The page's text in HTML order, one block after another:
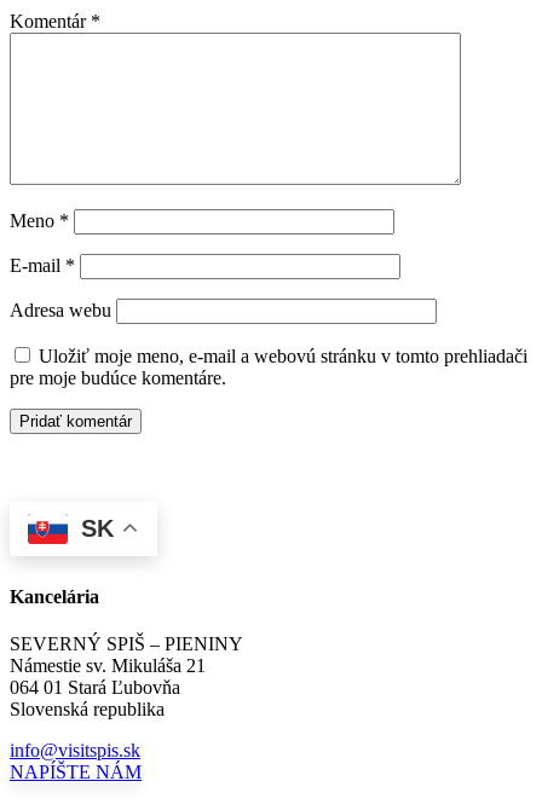
Komentár *
Meno *
E-mail *
Adresa webu
Uložiť moje meno, e-mail a webovú stránku v tomto prehliadači
pre moje budúce komentáre.
SK
Kancelária
SEVERNÝ SPIŠ – PIENINY
Námestie sv. Mikuláša 21
064 01 Stará Ľubovňa
Slovenská republika
info@visitspis.sk
NAPÍŠTE NÁM